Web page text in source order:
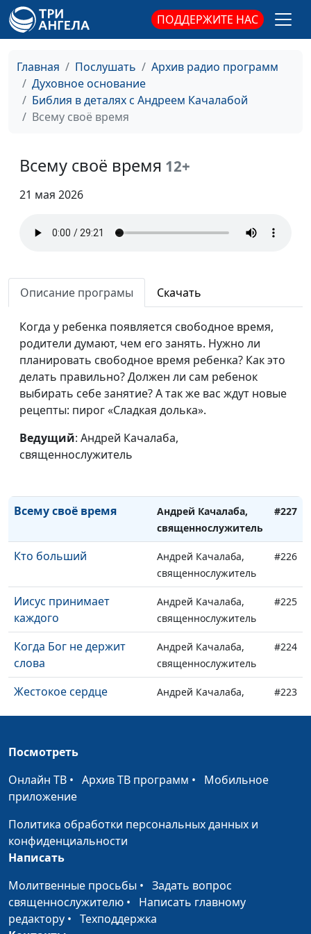
ПОДДЕРЖИТЕ НАС
Главная Послушать
Архив радио программ
Духовное основание
Библия в деталях с Андреем Качалабой
Всему своё время
Всему своё время 12+
21 мая 2026
Описание програмы Скачать
Когда у ребенка появляется свободное время,
родители думают, чем его занять. Нужно ли
планировать свободное время ребенка? Как это
делать правильно? Должен ли сам ребенок
выбирать себе занятие? А так же вас ждут новые
рецепты: пирог «Сладкая долька».
Ведущий: Андрей Качалаба,
священнослужитель
священнослужитель
Что хочет от человека
Абы какой христианин #233
Секрет успеха
Андрей Качалаба,
Не быть глупым
Андрей Качалаба,
священнослужитель
Лучшее в мире место
Андрей Качалаба,
священнослужитель
Когда ты непослушный
Андрей Качалаба,
священнослужитель
Ты победитель
Всему своё время
Андрей Качалаба,
священнослужитель
#227
Кто больший
Андрей Качалаба,
священнослужитель
#226
Иисус принимает
каждого
Андрей Качалаба,
священнослужитель
#225
Когда Бог не держит
слова
Андрей Качалаба,
священнослужитель
#224
Жестокое сердце
Андрей Качалаба,
#223
прощения
Жизнь без смысла
Андрей Качалаба,
Как научиться любить
Андрей Качалаба,
священнослужитель
Дружба с миром
Посмотреть
Онлайн ТВ • Архив ТВ программ • Мобильное
приложение
Политика обработки персональных данных и
конфиденциальности
Написать
Молитвенные просьбы • Задать вопрос
священнослужителю • Написать главному
редактору • Техподдержка